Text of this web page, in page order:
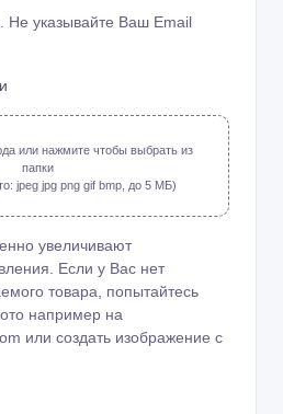
Не указывайте Ваш Email
или нажмите чтобы выбрать из
папки
jpeg jpg png gif bmp, до 5 МБ)
увеличивают
Если у Вас нет
товара, попытайтесь
например на
или создать изображение с